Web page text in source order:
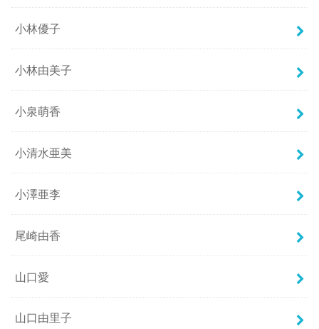
小林優子
小林由美子
小泉萌香
小清水亜美
小澤亜李
尾崎由香
山口愛
山口由里子